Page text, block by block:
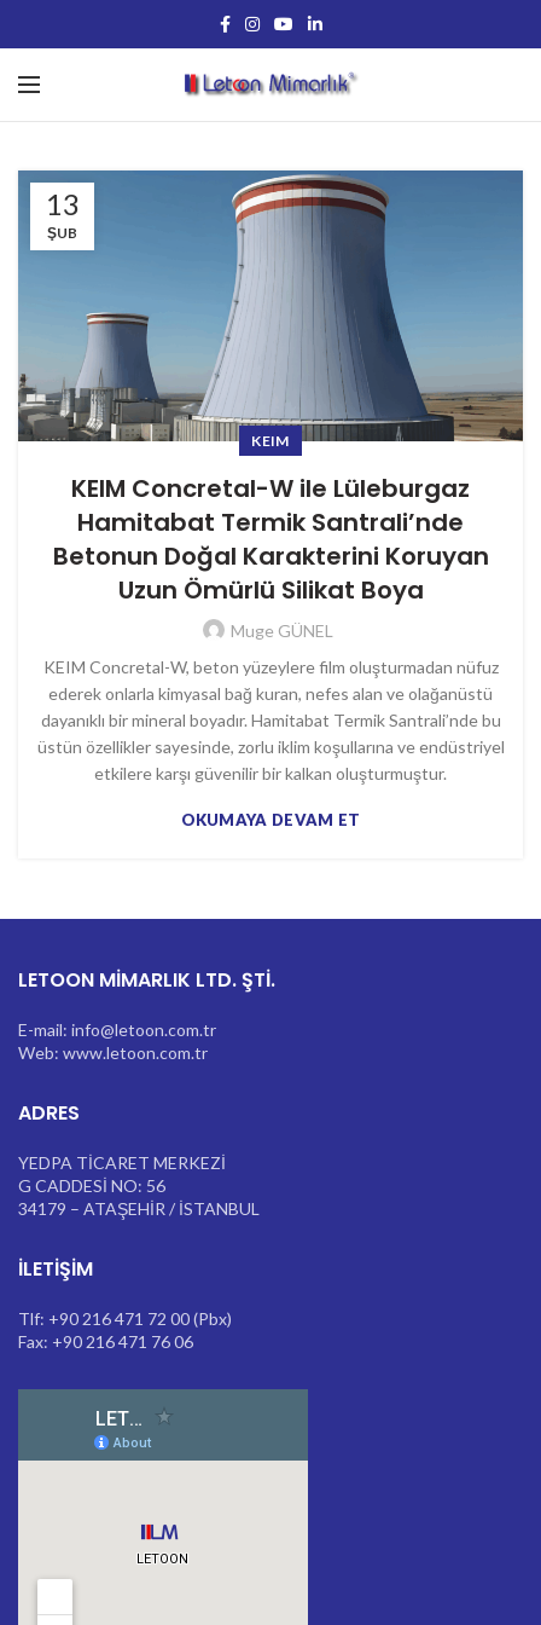
13
ŞUB
KEIM
KEIM Concretal-W ile Lüleburgaz
Hamitabat Termik Santrali’nde
Betonun Doğal Karakterini Koruyan
Uzun Ömürlü Silikat Boya
Muge GÜNEL
KEIM Concretal-W, beton yüzeylere film oluşturmadan nüfuz
ederek onlarla kimyasal bağ kuran, nefes alan ve olağanüstü
dayanıklı bir mineral boyadır. Hamitabat Termik Santrali’nde bu
üstün özellikler sayesinde, zorlu iklim koşullarına ve endüstriyel
etkilere karşı güvenilir bir kalkan oluşturmuştur.
OKUMAYA DEVAM ET
LETOON MİMARLIK LTD. ŞTİ.
E-mail: info@letoon.com.tr
Web: www.letoon.com.tr
ADRES
YEDPA TİCARET MERKEZİ
G CADDESİ NO: 56
34179 – ATAŞEHİR / İSTANBUL
İLETIŞIM
Tlf: +90 216 471 72 00 (Pbx)
Fax: +90 216 471 76 06